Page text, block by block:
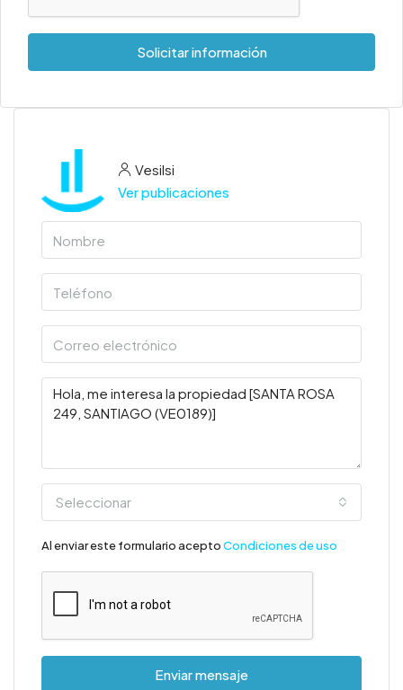
Solicitar información
Vesilsi
Ver publicaciones
Seleccionar
Al enviar este formulario aceptoCondiciones de uso
Enviar mensaje